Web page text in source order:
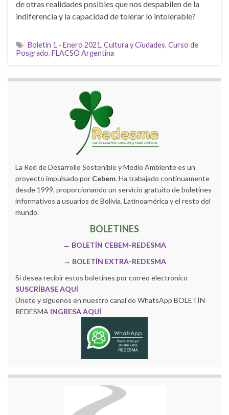
de otras realidades posibles que nos despabilen de la
indiferencia y la capacidad de tolerar lo intolerable?
Boletín 1 - Enero 2021, Cultura y Ciudades, Curso de
Posgrado, FLACSO Argentina
La Red de Desarrollo Sostenible y Medio Ambiente es un
proyecto impulsado por Cebem. Ha trabajado continuamente
desde 1999, proporcionando un servicio gratuito de boletines
informativos a usuarios de Bolivia, Latinoamérica y el resto del
mundo.
BOLETINES
→ BOLETÍN CEBEM-REDESMA
→ BOLETÍN EXTRA-REDESMA
Si desea recibir estos boletines por correo electronico
SUSCRÍBASE AQUÍ
Únete y siguenos en nuestro canal de WhatsApp BOLETÍN
REDESMA INGRESA AQUÍ